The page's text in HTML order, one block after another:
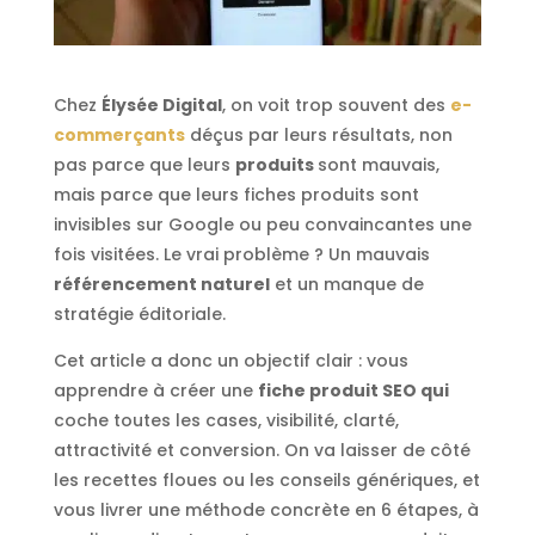
Chez Élysée Digital, on voit trop souvent des e-
commerçantsdéçus par leurs résultats, non
pas parce que leurs produits sont mauvais,
mais parce que leurs fiches produits sont
invisibles sur Google ou peu convaincantes une
fois visitées. Le vrai problème ? Un mauvais
référencement naturelet un manque de
stratégie éditoriale.
Cet article a donc un objectif clair : vous
apprendre à créer une fiche produit SEO qui
coche toutes les cases, visibilité, clarté,
attractivité et conversion. On va laisser de côté
les recettes floues ou les conseils génériques, et
vous livrer une méthode concrète en 6 étapes, à